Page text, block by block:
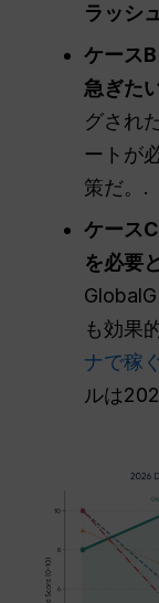
ラッシ
ケース
急ぎた
グされ
ートが
策だ。.
ケース
を必要
も効果
ナで稼
ルは